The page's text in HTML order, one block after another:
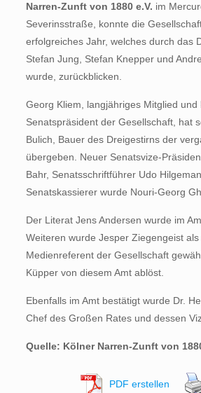
Narren-Zunft von 1880 e.V. im
Severinsstraße, konnte die
erfolgreiches Jahr, welches durch das
Stefan Jung, Stefan Knepper und
wurde, zurückblicken.
Georg Kliem, langjähriges Mitglied und
Senatspräsident der Gesellschaft, hat
Bulich, Bauer des Dreigestirns der
übergeben. Neuer Senatsvize-
Bahr, Senatsschriftführer Udo
Senatskassierer wurde Nouri-Georg
Der Literat Jens Andersen wurde im
Weiteren wurde Jesper Ziegengeist
Medienreferent der Gesellschaft
Küpper von diesem Amt ablöst.
Ebenfalls im Amt bestätigt wurde Dr.
Chef des Großen Rates und dessen
Quelle: Kölner Narren-Zunft von
PDF erstellen